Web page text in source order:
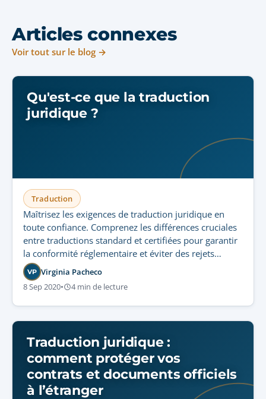
Articles connexes
Voir tout sur le blog →
Qu'est-ce que la traduction
juridique ?
Traduction
Maîtrisez les exigences de traduction juridique en
toute confiance. Comprenez les différences cruciales
entre traductions standard et certifiées pour garantir
la conformité réglementaire et éviter des rejets
coûteux.
VP Virginia Pacheco
8 Sep 2020• 4 min de lecture
Traduction juridique :
comment protéger vos
contrats et documents officiels
à l’étranger